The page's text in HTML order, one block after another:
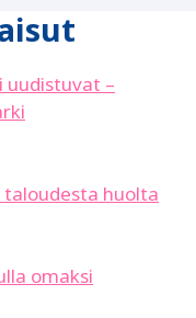
uudistuvat –
huolta
omaksi